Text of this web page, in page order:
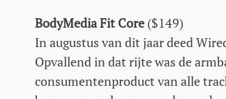
BodyMedia Fit Core ($149)
In augustus van dit jaar deed
Opvallend in dat rijte was de
consumentenproduct van alle